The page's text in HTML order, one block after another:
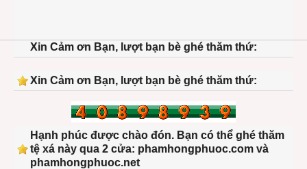
Xin Cảm ơn Bạn, lượt bạn bè ghé thăm thứ:
Xin Cảm ơn Bạn, lượt bạn bè ghé thăm thứ:
Hạnh phúc được chào đón. Bạn có thể ghé thăm
tệ xá này qua 2 cửa: phamhongphuoc.com và
phamhongphuoc.net